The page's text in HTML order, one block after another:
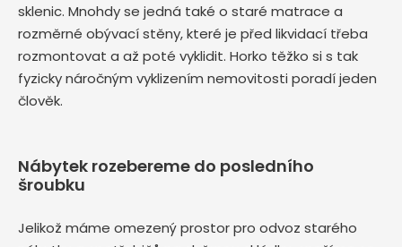
sklenic. Mnohdy se jedná také o staré matrace a
rozměrné obývací stěny, které je před likvidací třeba
rozmontovat a až poté vyklidit. Horko těžko si s tak
fyzicky náročným vyklizením nemovitosti poradí jeden
člověk.
Nábytek rozebereme do posledního
šroubku
Jelikož máme omezený prostor pro odvoz starého